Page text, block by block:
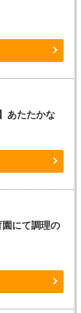
あたたかな
園にて調理の